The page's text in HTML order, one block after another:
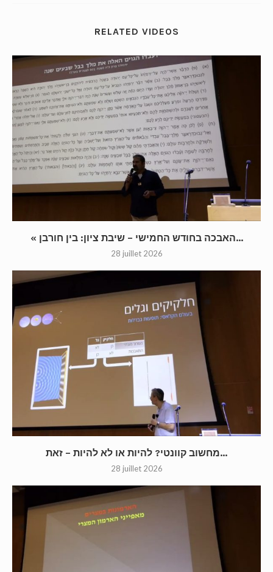
RELATED VIDEOS
« האבכה בחודש החמישי – שיבת ציון: בין חורבן...
28 juillet 2026
מחשוב קוונטי? להיות או לא להיות – זאת...
28 juillet 2026